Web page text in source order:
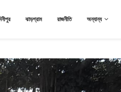
ঝাড়গ্রাম রাজনীতি অন্যান্য